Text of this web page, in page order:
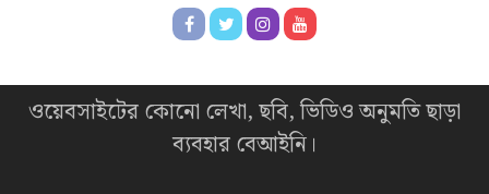
ওয়েবসাইটের কোনো লেখা, ছবি, ভিডিও অনুমতি ছাড়া
ব্যবহার বেআইনি।